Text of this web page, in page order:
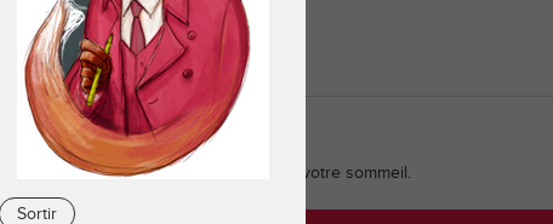
Sortir
Page)
CBD sont de haute qualité.
sur la digestion ou encore favoriser votre sommeil.